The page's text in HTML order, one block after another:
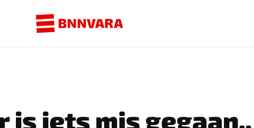
is iets mis gegaan..